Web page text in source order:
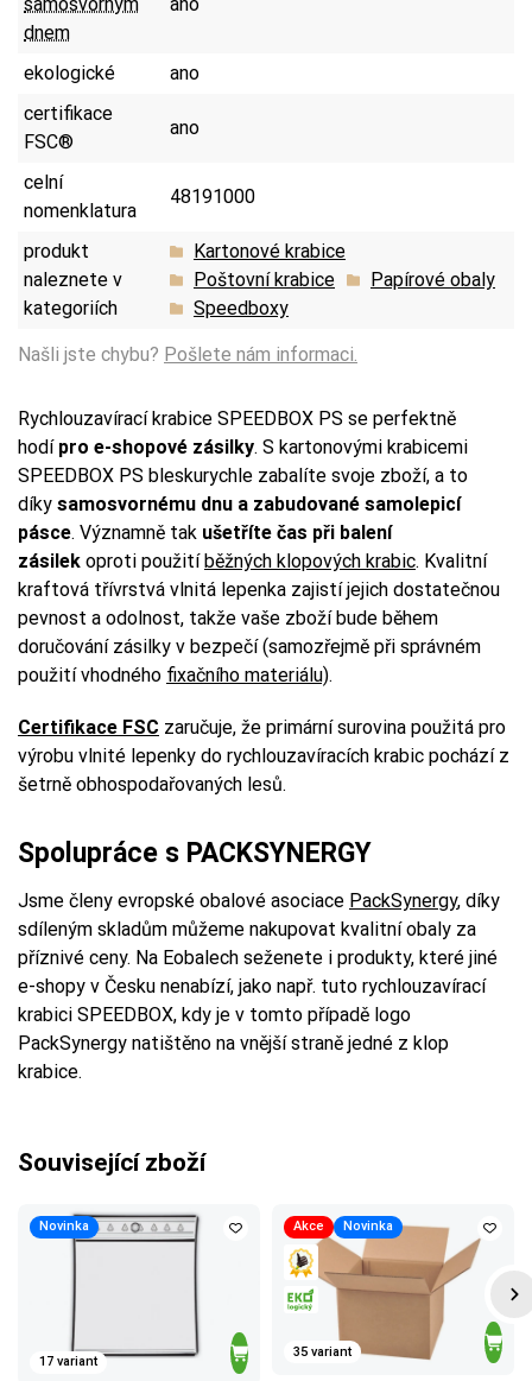
dnem
ekologické
ano
certifikace
FSC®
ano
celní
nomenklatura
48191000
produkt
naleznete v
kategoriích
Kartonové krabice
Poštovní krabice
Papírové obaly
Speedboxy
Našli jste chybu? Pošlete nám informaci.
Rychlouzavírací krabice SPEEDBOX PS se perfektně
hodí pro e-shopové zásilky. S kartonovými krabicemi
SPEEDBOX PS bleskurychle zabalíte svoje zboží, a to
díky samosvornému dnu a zabudované samolepicí
pásce. Významně tak ušetříte čas při balení
zásilek oproti použitíběžných klopových krabic. Kvalitní
kraftová třívrstvá vlnitá lepenka zajistí jejich dostatečnou
pevnost a odolnost, takže vaše zboží bude během
doručování zásilky v bezpečí (samozřejmě při správném
použití vhodného fixačního materiálu).
Certifikace FSC zaručuje, že primární surovina použitá pro
výrobu vlnité lepenky do rychlouzavíracích krabic pochází z
šetrně obhospodařovaných lesů.
Spolupráce s PACKSYNERGY
Jsme členy evropské obalové asociace PackSynergy, díky
sdíleným skladům můžeme nakupovat kvalitní obaly za
příznivé ceny. Na Eobalech seženete i produkty, které jiné
e-shopy v Česku nenabízí, jako např. tuto rychlouzavírací
krabici SPEEDBOX, kdy je v tomto případě logo
PackSynergy natištěno na vnější straně jedné z klop
krabice.
Související zboží
Novinka
17 variant
Akce Novinka
35 variant